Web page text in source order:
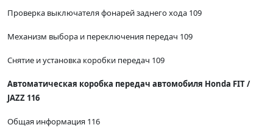
Проверка выключателя фонарей заднего хода 109
Механизм выбора и переключения передач 109
Снятие и установка коробки передач 109
Автоматическая коробка передач автомобиля Honda FIT /
JAZZ 116
Общая информация 116